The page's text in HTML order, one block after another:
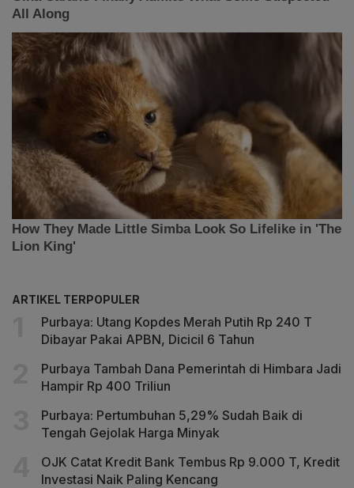
ARTIKEL TERPOPULER
Purbaya: Utang Kopdes Merah Putih Rp 240 T
Dibayar Pakai APBN, Dicicil 6 Tahun
Purbaya Tambah Dana Pemerintah di Himbara Jadi
Hampir Rp 400 Triliun
Purbaya: Pertumbuhan 5,29% Sudah Baik di
Tengah Gejolak Harga Minyak
OJK Catat Kredit Bank Tembus Rp 9.000 T, Kredit
Investasi Naik Paling Kencang